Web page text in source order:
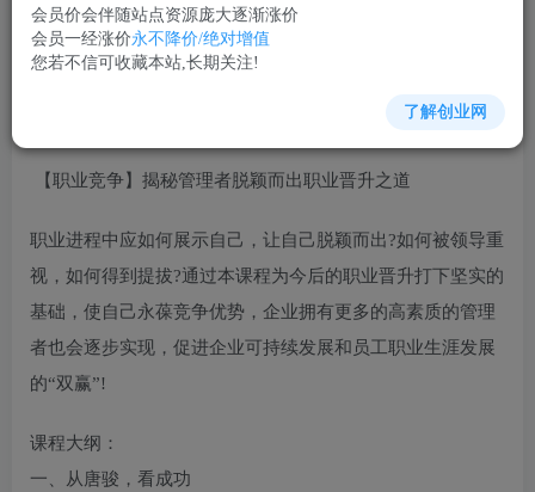
您当前未登录！建议登陆后购买，可保存购买订单
【职业竞争】揭秘管理者脱颖而出职业晋升之道
职业进程中应如何展示自己，让自己脱颖而出?如何被领导重
视，如何得到提拔?通过本课程为今后的职业晋升打下坚实的
基础，使自己永葆竞争优势，企业拥有更多的高素质的管理
者也会逐步实现，促进企业可持续发展和员工职业生涯发展
的“双赢”!
课程大纲：
一、从唐骏，看成功
会员价会伴随站点资源庞大逐渐涨价
会员一经涨价永不降价/绝对增值
您若不信可收藏本站,长期关注!
了解创业网